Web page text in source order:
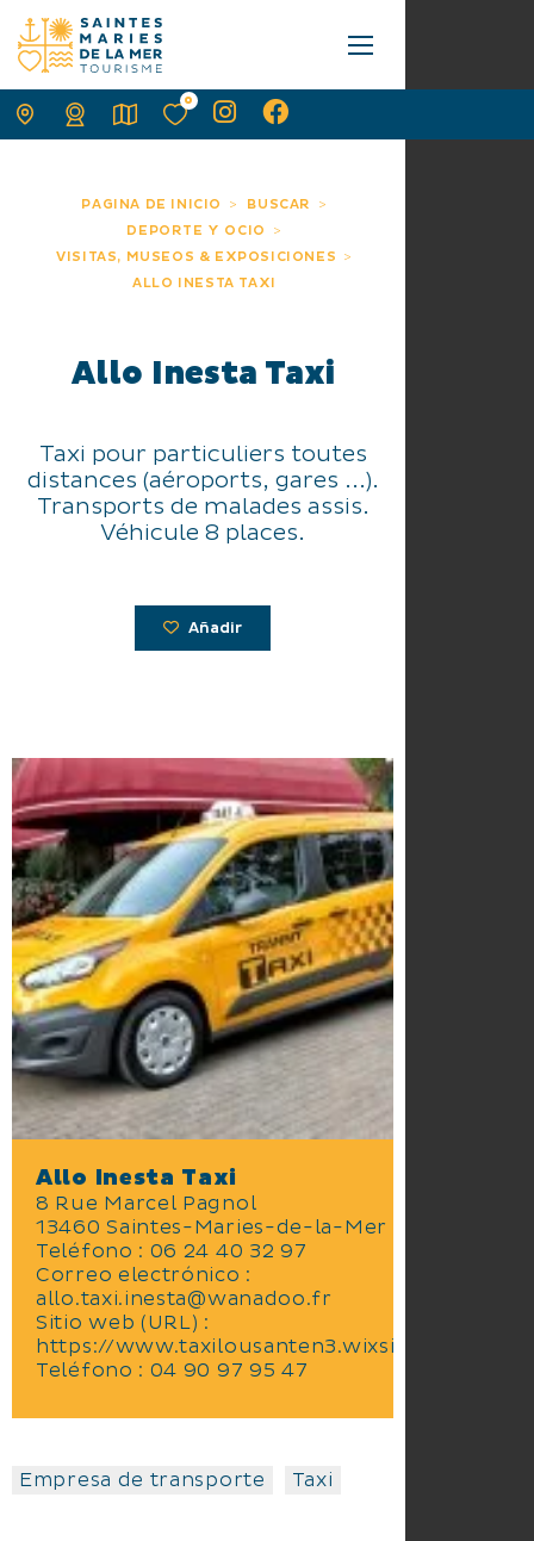
PAGINA DE INICIO
BUSCAR
DEPORTE Y OCIO
VISITAS, MUSEOS & EXPOSICIONES
ALLO INESTA TAXI
Allo Inesta Taxi
Taxi pour particuliers toutes
distances (aéroports, gares ...).
Transports de malades assis.
Véhicule 8 places.
Añadir
Allo Inesta Taxi
8 Rue Marcel Pagnol
13460 Saintes-Maries-de-la-Mer
Teléfono : 06 24 40 32 97
Correo electrónico :
allo.taxi.inesta@wanadoo.fr
Sitio web (URL) :
https://www.taxilousanten3.wixsite.com
Teléfono : 04 90 97 95 47
Empresa de transporte Taxi
0